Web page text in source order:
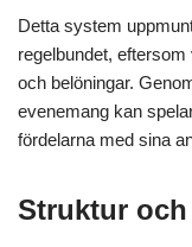
Detta system
regelbundet,
och belöningar.
evenemang kan
fördelarna med sina
Struktur